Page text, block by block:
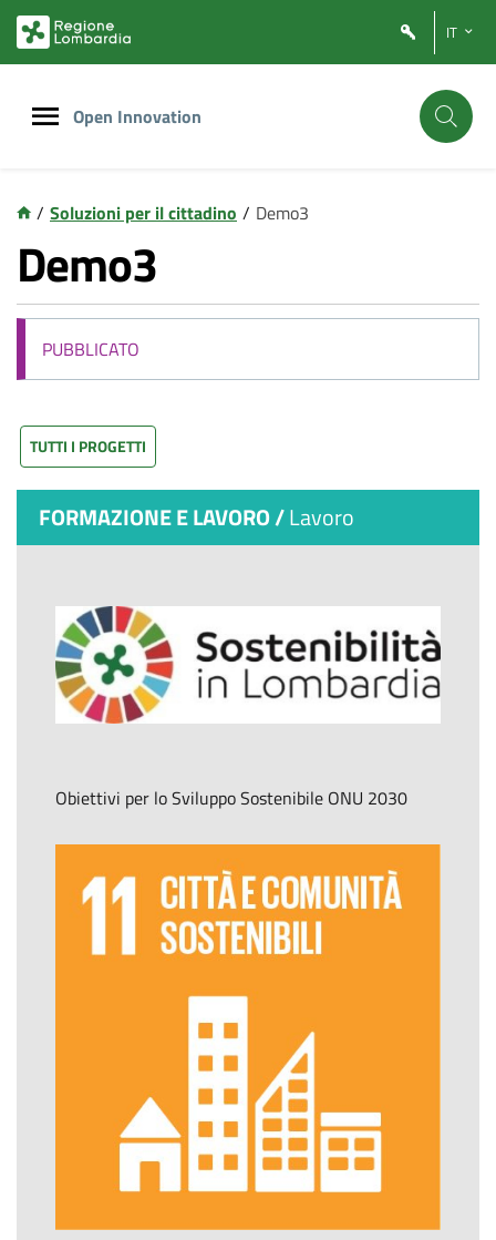
contenuto
footer
IT
Open Innovation
/ Soluzioni per il cittadino / Demo3
Demo3
PUBBLICATO
TUTTI I PROGETTI
FORMAZIONE E LAVORO /Lavoro
Obiettivi per lo Sviluppo Sostenibile ONU 2030